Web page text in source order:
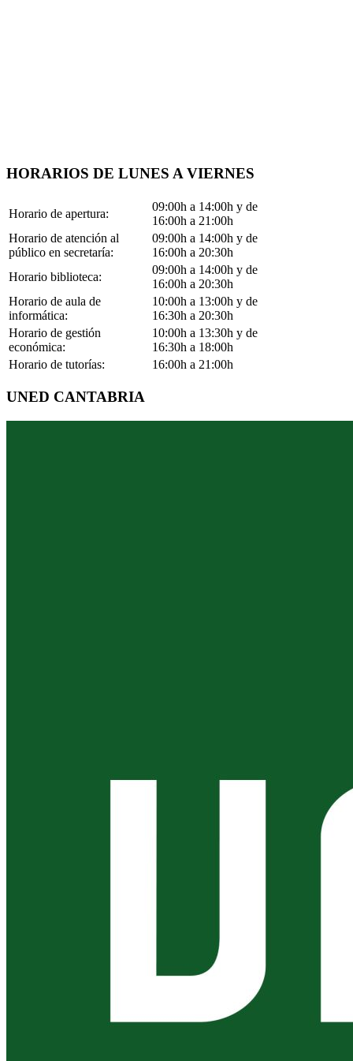
HORARIOS DE LUNES A VIERNES
Horario de apertura:
09:00h a 14:00h y de
16:00h a 21:00h
Horario de atención al
público en secretaría:
09:00h a 14:00h y de
16:00h a 20:30h
Horario biblioteca:
09:00h a 14:00h y de
16:00h a 20:30h
Horario de aula de
informática:
10:00h a 13:00h y de
16:30h a 20:30h
Horario de gestión
económica:
10:00h a 13:30h y de
16:30h a 18:00h
Horario de tutorías:
16:00h a 21:00h
UNED CANTABRIA